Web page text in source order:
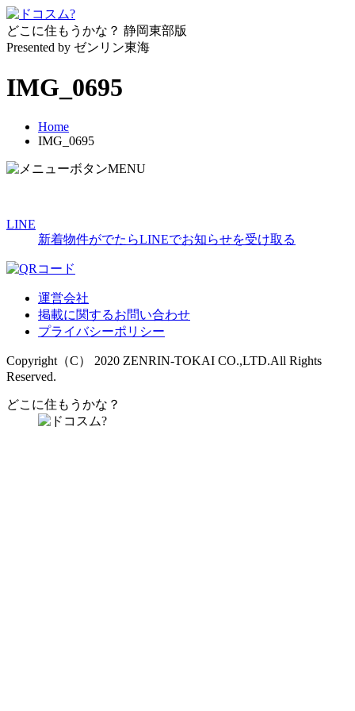
どこに住もうかな？ 静岡東部版
Presented by ゼンリン東海
IMG_0695
Home
IMG_0695
MENU
LINE
新着物件がでたらLINEでお知らせを受け取る
運営会社
掲載に関するお問い合わせ
プライバシーポリシー
Copyright（C） 2020 ZENRIN-TOKAI CO.,LTD.All Rights
Reserved.
どこに住もうかな？